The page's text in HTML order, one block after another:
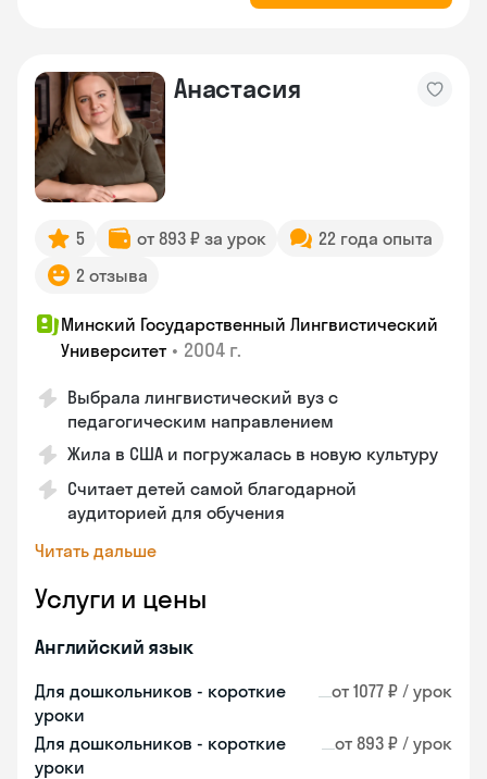
Анастасия
5 от 893 ₽ за урок
22 года опыта
2 отзыва
Минский Государственный Лингвистический
Университет • 2004 г.
Выбрала лингвистический вуз с
педагогическим направлением
Жила в США и погружалась в новую культуру
Считает детей самой благодарной
аудиторией для обучения
Читать дальше
Услуги и цены
Английский язык
Для дошкольников - короткие
уроки
от 1077 ₽ / урок
Для дошкольников - короткие
уроки
от 893 ₽ / урок